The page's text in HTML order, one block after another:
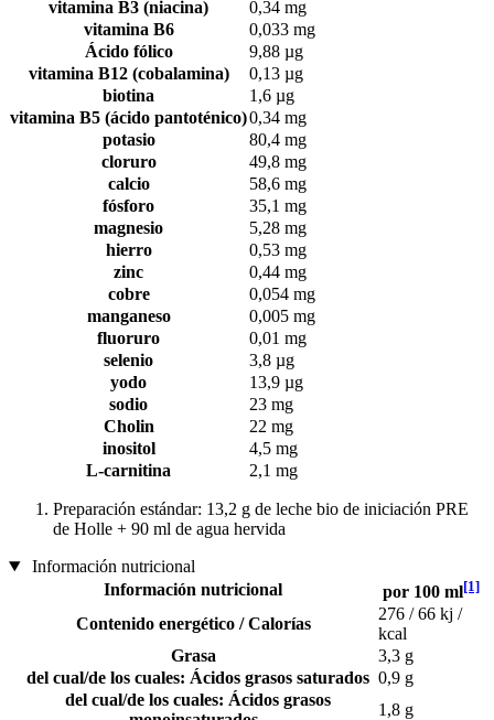
vitamina B3 (niacina)
0,34 mg
vitamina B6
0,033 mg
Ácido fólico
9,88 µg
vitamina B12 (cobalamina)
0,13 µg
biotina
1,6 µg
vitamina B5 (ácido pantoténico)0,34 mg
potasio
80,4 mg
cloruro
49,8 mg
calcio
58,6 mg
fósforo
35,1 mg
magnesio
5,28 mg
hierro
0,53 mg
zinc
0,44 mg
cobre
0,054 mg
manganeso
0,005 mg
fluoruro
0,01 mg
selenio
3,8 µg
yodo
13,9 µg
sodio
23 mg
Cholin
22 mg
inositol
4,5 mg
L-carnitina
2,1 mg
Preparación estándar: 13,2 g de leche bio de iniciación PRE
de Holle + 90 ml de agua hervida
Información nutricional
Información nutricional
por 100 ml[1]
Contenido energético / Calorías
276 / 66 kj /
kcal
Grasa
3,3 g
del cual/de los cuales: Ácidos grasos saturados 0,9 g
del cual/de los cuales: Ácidos grasos
1,8 g